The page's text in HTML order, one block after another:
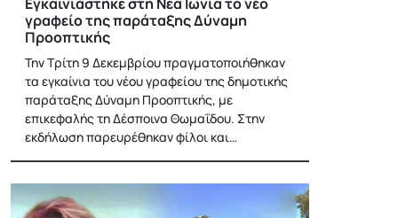
γραφείο της παράταξης Δύναμη
Προοπτικής
Την Τρίτη 9 Δεκεμβρίου πραγματοποιήθηκαν
τα εγκαίνια του νέου γραφείου της δημοτικής
παράταξης Δύναμη Προοπτικής, με
επικεφαλής τη Δέσποινα Θωμαΐδου. Στην
εκδήλωση παρευρέθηκαν φίλοι και…